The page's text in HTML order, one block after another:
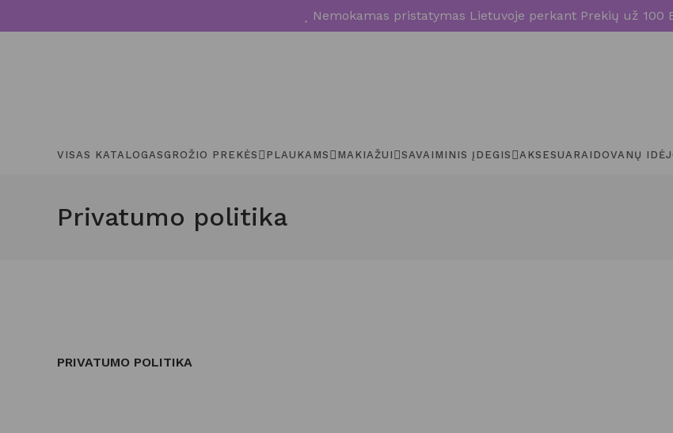
Nemokamas pristatymas Lietuvoje perkant Prekių už 100
VISAS KATALOGASGROŽIO PREKĖS PLAUKAMS MAKIAŽUI SAVAIMINIS ĮDEGIS AKSESUARAI DOVANŲ
Privatumo politika
PRIVATUMO POLITIKA